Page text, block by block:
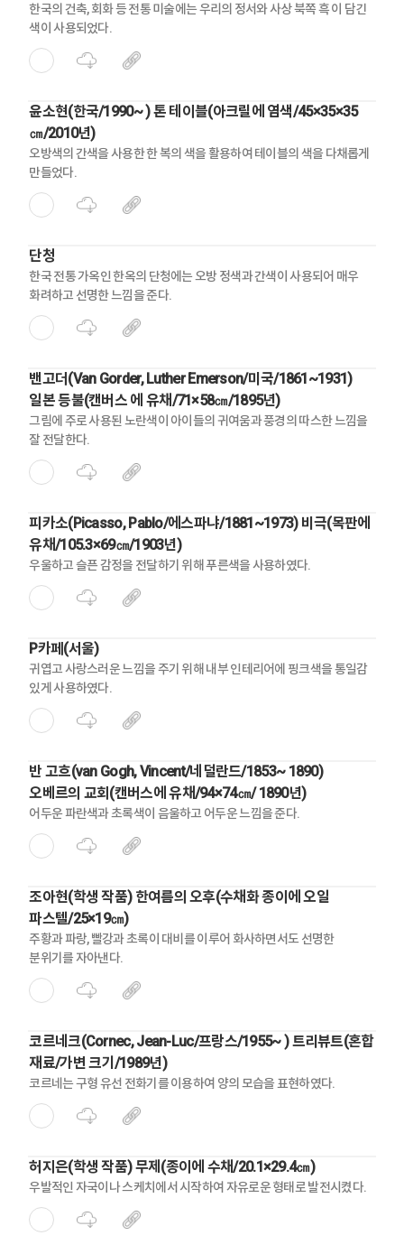
한국의 건축, 회화 등 전통 미술에는 우리의 정서와 사상 북쪽 흑 이 담긴
색이 사용되었다.
윤소현(한국/1990~ ) 톤 테이블(아크릴에 염색/45×35×35
㎝/2010년)
오방색의 간색을 사용한 한 복의 색을 활용하여 테이블의 색을 다채롭게
만들었다.
단청
한국 전통 가옥인 한옥의 단청에는 오방 정색과 간색이 사용되어 매우
화려하고 선명한 느낌을 준다.
밴고더(Van Gorder, Luther Emerson/미국/1861~1931)
일본 등불(캔버스 에 유채/71×58㎝/1895년)
그림에 주로 사용된 노란색이 아이들의 귀여움과 풍경의 따스한 느낌을
잘 전달한다.
피카소(Picasso, Pablo/에스파냐/1881~1973) 비극(목판에
유채/105.3×69㎝/1903년)
우울하고 슬픈 감정을 전달하기 위해 푸른색을 사용하였다.
P카페(서울)
귀엽고 사랑스러운 느낌을 주기 위해 내부 인테리어에 핑크색을 통일감
있게 사용하였다.
반 고흐(van Gogh, Vincent/네덜란드/1853~ 1890)
오베르의 교회(캔버스에 유채/94×74㎝/ 1890년)
어두운 파란색과 초록색이 음울하고 어두운 느낌을 준다.
조아현(학생 작품) 한여름의 오후(수채화 종이에 오일
파스텔/25×19㎝)
주황과 파랑, 빨강과 초록이 대비를 이루어 화사하면서도 선명한
분위기를 자아낸다.
코르네크(Cornec, Jean-Luc/프랑스/1955~ ) 트리뷰트(혼합
재료/가변 크기/1989년)
코르네는 구형 유선 전화기를 이용하여 양의 모습을 표현하였다.
허지은(학생 작품) 무제(종이에 수채/20.1×29.4㎝)
우발적인 자국이나 스케치에서 시작하여 자유로운 형태로 발전시켰다.